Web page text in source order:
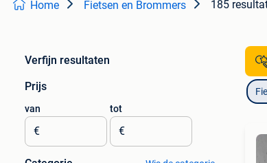
Home Fietsen en Brommers 185
Verfijn resultaten
Prijs
van
€
tot
€